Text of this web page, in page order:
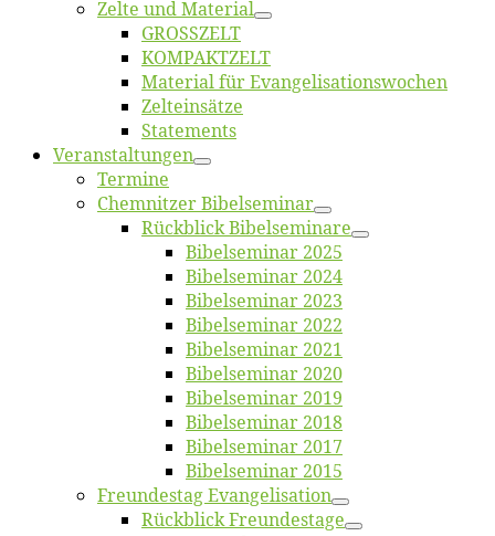
Zel­te und Material
GROSSZELT
KOMPAKTZELT
Ma­te­ri­al für Evangelisationswochen
Zelt­ein­sät­ze
State­ments
Ver­an­stal­tun­gen
Ter­mi­ne
Chemnit­zer Bibelseminar
Rück­blick Bibelseminare
Bi­bel­se­mi­nar 2025
Bi­bel­se­mi­nar 2024
Bi­bel­se­mi­nar 2023
Bi­bel­se­mi­nar 2022
Bi­bel­se­mi­nar 2021
Bi­bel­se­mi­nar 2020
Bi­bel­se­mi­nar 2019
Bi­bel­se­mi­nar 2018
Bibelsemi­nar 2017
Bibelsemi­nar 2015
Freun­des­tag Evangelisation
Rück­blick Freundestage